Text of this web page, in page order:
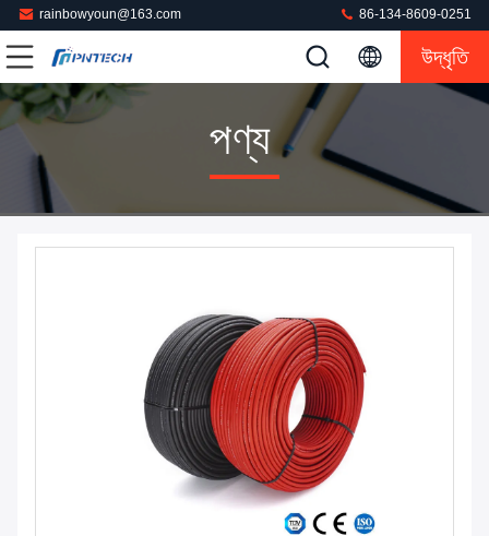
rainbowyoun@163.com 86-134-8609-0251
উদ্ধৃতি
পণ্য